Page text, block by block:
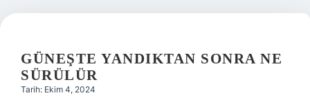
GÜNEŞTE YANDIKTAN SONRA NE
SÜRÜLÜR
Tarih: Ekim 4, 2024